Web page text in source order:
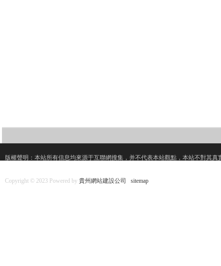
版權聲明：本站所有信息均來源于互聯網搜集，并不代表本站觀點，本站不對其
Copyright © 2023 Powered by 貴州網站建設公司 sitemap